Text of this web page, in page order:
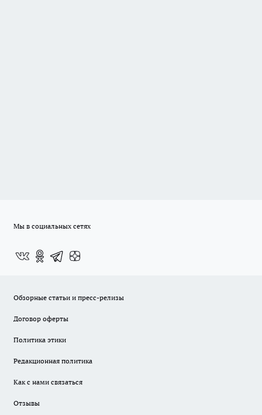
Мы в социальных сетях
Обзорные статьи и пресс-релизы
Договор оферты
Политика этики
Редакционная политика
Как с нами связаться
Отзывы